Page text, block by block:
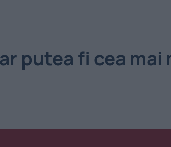
putea fi cea mai